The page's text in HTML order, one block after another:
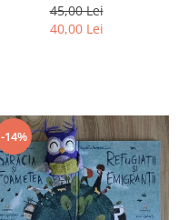
45,00 Lei
40,00 Lei
-14%